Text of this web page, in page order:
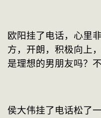
欧阳挂了电话，心里
方，开朗，积极向上
是理想的男朋友吗？
侯大伟挂了电话松了